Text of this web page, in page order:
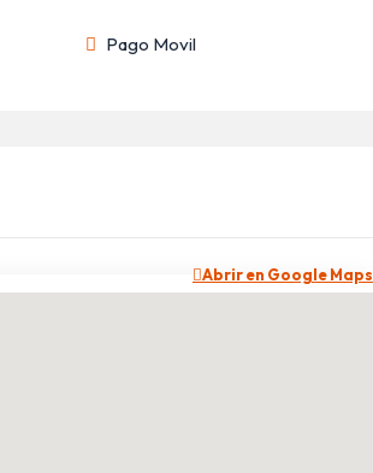
Pago Movil
Abrir en Google Maps